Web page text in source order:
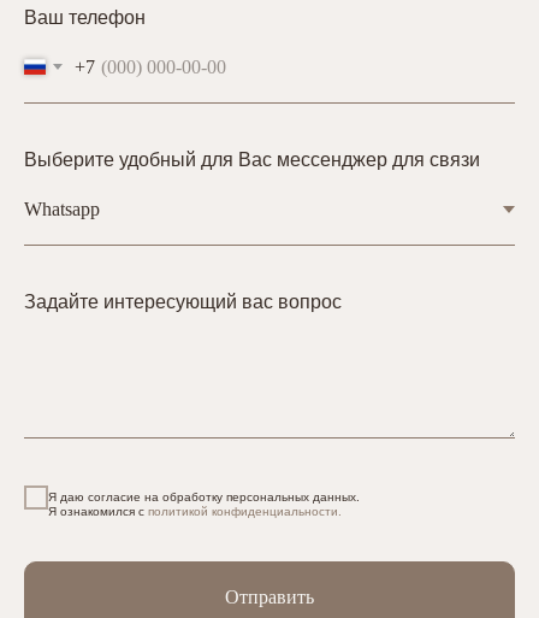
Ваш телефон
+7
Выберите удобный для Вас мессенджер для связи
Задайте интересующий вас вопрос
Я даю согласие на обработку персональных данных.
Я ознакомился с политикой конфиденциальности.
Отправить